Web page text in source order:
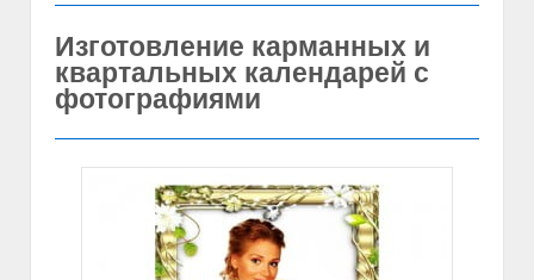
Изготовление карманных и
квартальных календарей с
фотографиями